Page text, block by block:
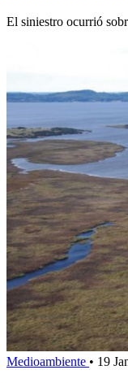
El siniestro ocurrió
Medioambiente • 19